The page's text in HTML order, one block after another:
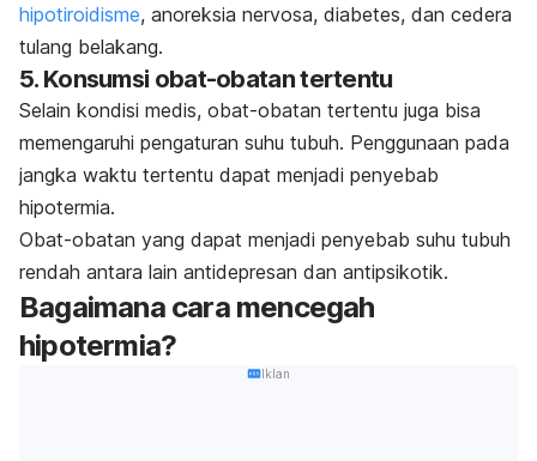
hipotiroidisme, anoreksia nervosa, diabetes, dan cedera
tulang belakang.
5. Konsumsi obat-obatan tertentu
Selain kondisi medis, obat-obatan tertentu juga bisa
memengaruhi pengaturan suhu tubuh. Penggunaan pada
jangka waktu tertentu dapat menjadi penyebab
hipotermia.
Obat-obatan yang dapat menjadi penyebab suhu tubuh
rendah antara lain antidepresan dan antipsikotik.
Bagaimana cara mencegah
hipotermia?
Iklan